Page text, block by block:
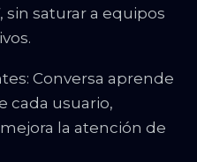
saturar a equipos
Conversa aprende
cada usuario,
la atención de